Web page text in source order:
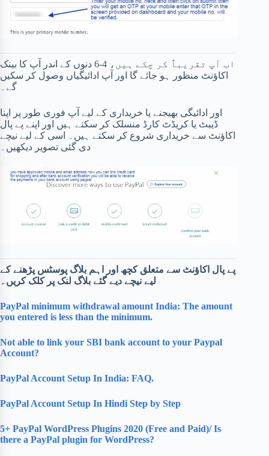
اب آپ تقریباً کر چکے ہیں، 4-6 دنوں کے اندر آپ کا بینک
اکاؤنٹ منظور ہو جائے گا اور آپ ادائیگیاں وصول کر سکیں
گے۔
اور ادائیگی بھیجنے یا خریداری کے لیے آپ فوری طور پر اپنا
ڈیبٹ یا کریڈٹ کارڈ منسلک کر سکتے ہیں اور اپنے پے پال
اکاؤنٹ سے خریداری شروع کر سکتے ہیں۔ اسی کے لیے نیچے
دی گئی تصویر دیکھیں۔
پے پال اکاؤنٹ سے متعلق کچھ اور اہم بلاگ پوسٹس پڑھنے کے
لیے نیچے دیے گئے بلاگ لنک پر کلک کریں۔
PayPal minimum withdrawal amount India: The amount
you entered is less than the minimum.
Not able to link your SBI bank account to your Paypal
Account?
PayPal Account Setup In India: FAQ.
PayPal Account Setup In Hindi Step by Step
5+ PayPal WordPress Plugins 2020 (Free and Paid)/ Is
there a PayPal plugin for WordPress?